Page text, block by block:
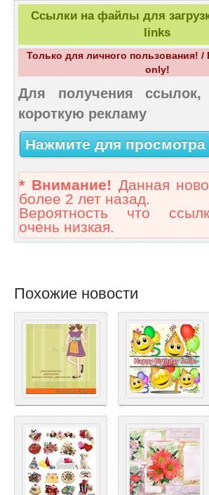
Ссылки на файлы для
links
Только для личного пользования! /
only!
Для получения ссылок,
короткую рекламу
Нажмите для просмотра
* Внимание! Данная
более 2 лет назад.
Вероятность что
очень низкая.
Похожие новости